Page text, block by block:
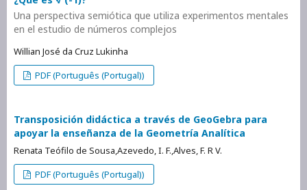
Una perspectiva semiótica que utiliza experimentos mentales
en el estudio de números complejos
Willian José da Cruz Lukinha
PDF (Português (Portugal))
Transposición didáctica a través de GeoGebra para
apoyar la enseñanza de la Geometría Analítica
Renata Teófilo de Sousa,Azevedo, I. F.,Alves, F. R V.
PDF (Português (Portugal))